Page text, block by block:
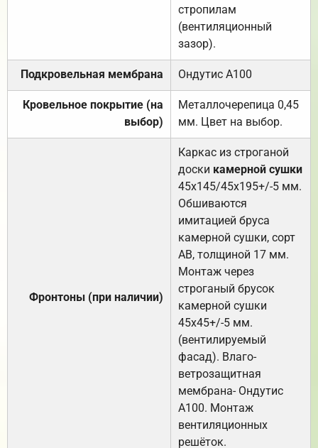
стропилам
(вентиляционный
зазор).
Подкровельная мембрана Ондутис А100
Кровельное покрытие (на
выбор)
Металлочерепица 0,45
мм. Цвет на выбор.
Фронтоны (при наличии)
Каркас из строганой
доски камерной сушки
45х145/45х195+/-5 мм.
Обшиваются
имитацией бруса
камерной сушки, сорт
АВ, толщиной 17 мм.
Монтаж через
строганый брусок
камерной сушки
45х45+/-5 мм.
(вентилируемый
фасад). Влаго-
ветрозащитная
мембрана- Ондутис
А100. Монтаж
вентиляционных
решёток.